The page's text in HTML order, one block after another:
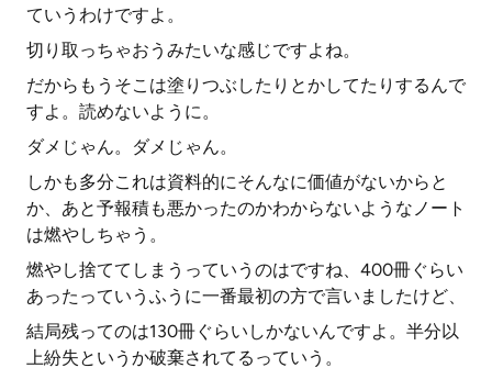
ていうわけですよ。
切り取っちゃおうみたいな感じですよね。
だからもうそこは塗りつぶしたりとかしてたりするんで
すよ。読めないように。
ダメじゃん。ダメじゃん。
しかも多分これは資料的にそんなに価値がないからと
か、あと予報積も悪かったのかわからないようなノート
は燃やしちゃう。
燃やし捨ててしまうっていうのはですね、400冊ぐらい
あったっていうふうに一番最初の方で言いましたけど、
結局残ってのは130冊ぐらいしかないんですよ。半分以
上紛失というか破棄されてるっていう。